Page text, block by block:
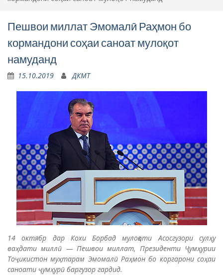
Пешвои миллат Эмомалӣ Раҳмон бо
кормандони соҳаи саноат мулоқот
намуданд
15.10.2019 ДКМТ
14 октябр дар Кохи Борбад мулоқоти Асосгузори сулҳу
ваҳдати миллӣ — Пешвои миллат, Президенти Ҷумҳурии
Тоҷикистон муҳтарам Эмомалӣ Раҳмон бо коргарони соҳаи
саноати ҷумҳурӣ баргузор гардид.